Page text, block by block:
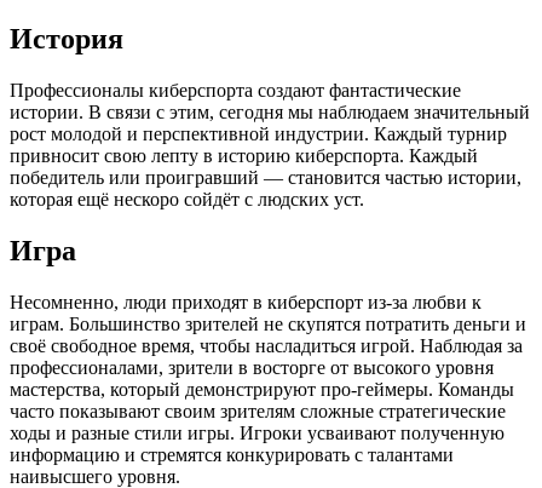
История
Профессионалы киберспорта создают фантастические
истории. В связи с этим, сегодня мы наблюдаем значительный
рост молодой и перспективной индустрии. Каждый турнир
привносит свою лепту в историю киберспорта. Каждый
победитель или проигравший — становится частью истории,
которая ещё нескоро сойдёт с людских уст.
Игра
Несомненно, люди приходят в киберспорт из-за любви к
играм. Большинство зрителей не скупятся потратить деньги и
своё свободное время, чтобы насладиться игрой. Наблюдая за
профессионалами, зрители в восторге от высокого уровня
мастерства, который демонстрируют про-геймеры. Команды
часто показывают своим зрителям сложные стратегические
ходы и разные стили игры. Игроки усваивают полученную
информацию и стремятся конкурировать с талантами
наивысшего уровня.